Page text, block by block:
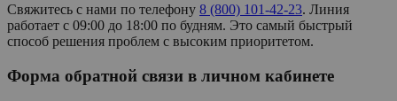
Свяжитесь с нами по телефону 8 (800) 101-42-23. Линия
работает с 09:00 до 18:00 по будням. Это самый быстрый
способ решения проблем с высоким приоритетом.
Форма обратной связи в личном кабинете